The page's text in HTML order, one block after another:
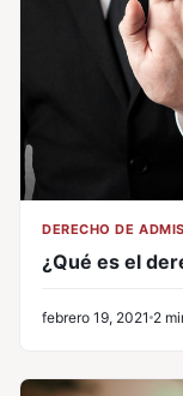
DERECHO DE
¿Qué es el
febrero 19, 2021 2